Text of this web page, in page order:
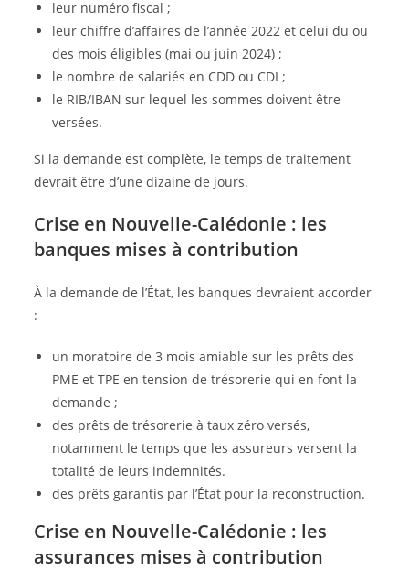
leur numéro fiscal ;
leur chiffre d’affaires de l’année 2022 et celui du ou
des mois éligibles (mai ou juin 2024) ;
le nombre de salariés en CDD ou CDI ;
le RIB/IBAN sur lequel les sommes doivent être
versées.
Si la demande est complète, le temps de traitement
devrait être d’une dizaine de jours.
Crise en Nouvelle-Calédonie : les
banques mises à contribution
À la demande de l’État, les banques devraient accorder
:
un moratoire de 3 mois amiable sur les prêts des
PME et TPE en tension de trésorerie qui en font la
demande ;
des prêts de trésorerie à taux zéro versés,
notamment le temps que les assureurs versent la
totalité de leurs indemnités.
des prêts garantis par l’État pour la reconstruction.
Crise en Nouvelle-Calédonie : les
assurances mises à contribution